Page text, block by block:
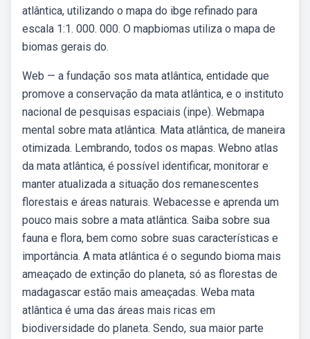
atlântica, utilizando o mapa do ibge refinado para
escala 1:1. 000. 000. O mapbiomas utiliza o mapa de
biomas gerais do.
Web — a fundação sos mata atlântica, entidade que
promove a conservação da mata atlântica, e o instituto
nacional de pesquisas espaciais (inpe). Webmapa
mental sobre mata atlântica. Mata atlântica, de maneira
otimizada. Lembrando, todos os mapas. Webno atlas
da mata atlântica, é possível identificar, monitorar e
manter atualizada a situação dos remanescentes
florestais e áreas naturais. Webacesse e aprenda um
pouco mais sobre a mata atlântica. Saiba sobre sua
fauna e flora, bem como sobre suas características e
importância. A mata atlântica é o segundo bioma mais
ameaçado de extinção do planeta, só as florestas de
madagascar estão mais ameaçadas. Weba mata
atlântica é uma das áreas mais ricas em
biodiversidade do planeta. Sendo, sua maior parte